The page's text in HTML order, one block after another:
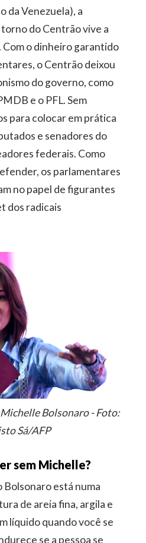
da Venezuela), a
do Centrão vive a
Com o dinheiro garantido
o Centrão deixou
do governo, como
e o PFL. Sem
para colocar em prática
e senadores do
federais. Como
os parlamentares
no papel de figurantes
dos radicais
Bolsonaro - Foto:
Sá/AFP
sem Michelle?
Bolsonaro está numa
de areia fina, argila e
líquido quando você se
se a pessoa se